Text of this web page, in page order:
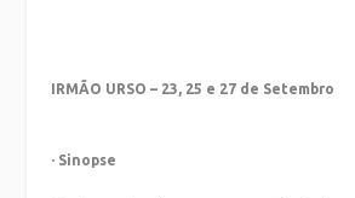
IRMÃO URSO – 23, 25 e 27 de Setembro
· Sinopse